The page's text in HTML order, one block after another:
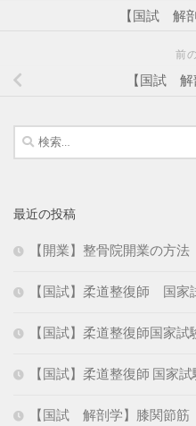
【国試 解
前
【国試 解
検
索:
最近の投稿
【開業】整骨院開業の方法
【国試】柔道整復師 国
【国試】柔道整復師国家
【国試】柔道整復師 国家
【国試 解剖学】膝関節筋